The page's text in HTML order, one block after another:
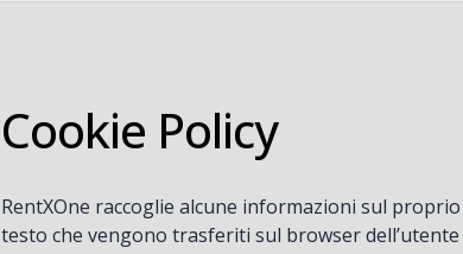
Cookie Policy
RentXOne raccoglie alcune informazioni sul
testo che vengono trasferiti sul browser